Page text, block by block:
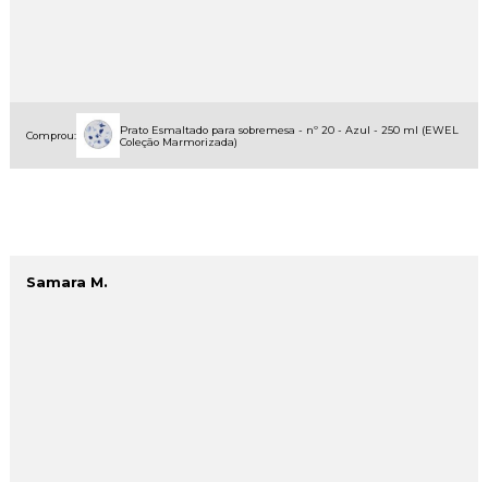
Comprou:
Prato Esmaltado para sobremesa - nº 20 - Azul - 250 ml (EWEL
Coleção Marmorizada)
Samara M.